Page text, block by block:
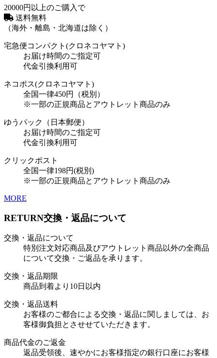
20000円以上のご購入で
送料無料
（海外・離島・北海道は除く）
宅急便コンパクト(クロネコヤマト)
お届け時間のご指定可
代金引換利用可
ネコポス(クロネコヤマト)
全国一律450円（税別）
※一部の正規商品とアウトレット商品のみ
ゆうパック（日本郵便）
お届け時間のご指定可
代金引換利用可
クリックポスト
全国一律198円(税別)
※一部の正規商品とアウトレット商品のみ
MORE
RETURN交換・返品について
交換・返品について
特別注文対応商品及びアウトレット商品以外の全商品
について交換・ご返品を承ります。
交換・返品期限
商品到着より10日以内
交換・返品送料
お客様のご都合による交換・返品に関しましては、お
客様御負担とさせせていただきます。
商品代金のご返金
返品受領後、速やかにお客様指定の銀行口座にお客様